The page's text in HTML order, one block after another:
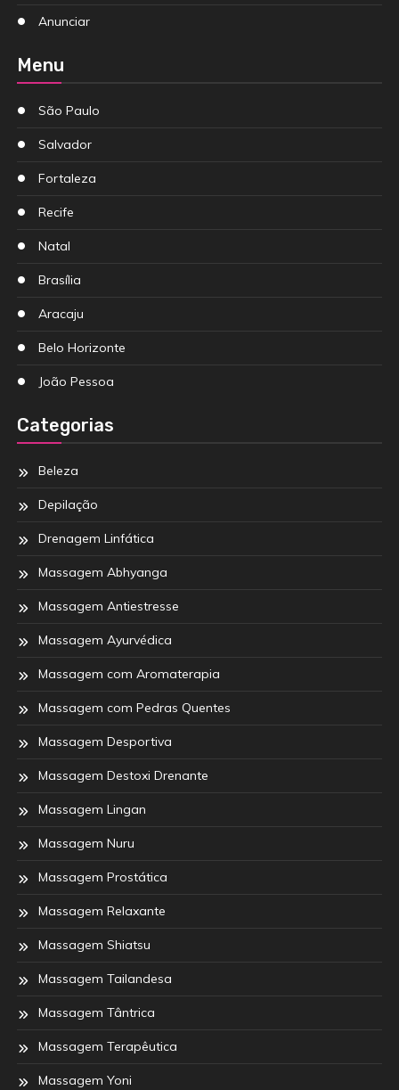
Anunciar
Menu
São Paulo
Salvador
Fortaleza
Recife
Natal
Brasília
Aracaju
Belo Horizonte
João Pessoa
Categorias
Beleza
Depilação
Drenagem Linfática
Massagem Abhyanga
Massagem Antiestresse
Massagem Ayurvédica
Massagem com Aromaterapia
Massagem com Pedras Quentes
Massagem Desportiva
Massagem Destoxi Drenante
Massagem Lingan
Massagem Nuru
Massagem Prostática
Massagem Relaxante
Massagem Shiatsu
Massagem Tailandesa
Massagem Tântrica
Massagem Terapêutica
Massagem Yoni